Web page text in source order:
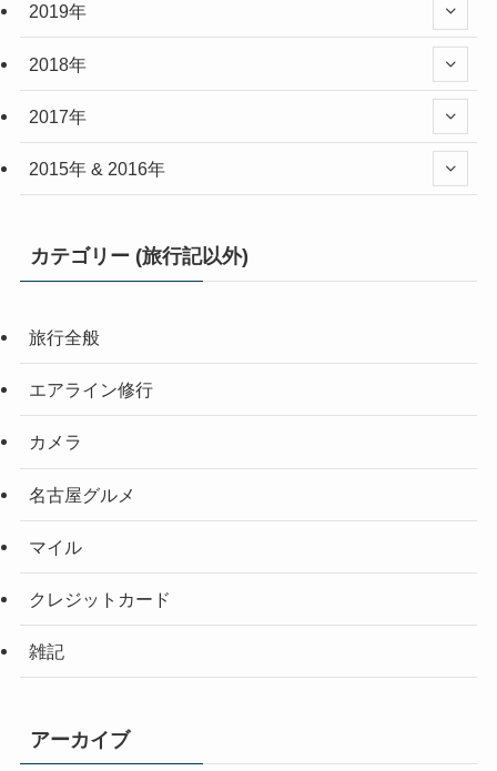
2019年
2018年
2017年
2015年 & 2016年
カテゴリー (旅行記以外)
旅行全般
エアライン修行
カメラ
名古屋グルメ
マイル
クレジットカード
雑記
アーカイブ